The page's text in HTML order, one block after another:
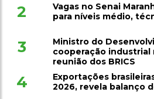
2
Vagas no Senai
para níveis médio,
3
Ministro do
cooperação industrial
reunião dos BRICS
4
Exportações
2026, revela balanço